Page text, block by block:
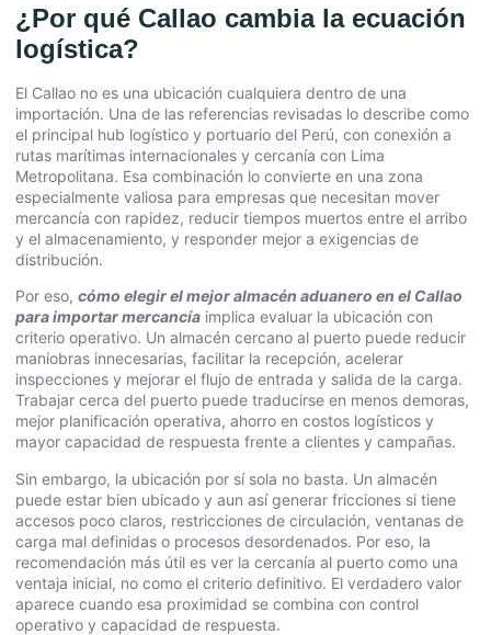
¿Por qué Callao cambia la ecuación
logística?
El Callao no es una ubicación cualquiera dentro de una
importación. Una de las referencias revisadas lo describe como
el principal hub logístico y portuario del Perú, con conexión a
rutas marítimas internacionales y cercanía con Lima
Metropolitana. Esa combinación lo convierte en una zona
especialmente valiosa para empresas que necesitan mover
mercancía con rapidez, reducir tiempos muertos entre el arribo
y el almacenamiento, y responder mejor a exigencias de
distribución.
Por eso, cómo elegir el mejor almacén aduanero en el Callao
para importar mercancía implica evaluar la ubicación con
criterio operativo. Un almacén cercano al puerto puede reducir
maniobras innecesarias, facilitar la recepción, acelerar
inspecciones y mejorar el flujo de entrada y salida de la carga.
Trabajar cerca del puerto puede traducirse en menos demoras,
mejor planificación operativa, ahorro en costos logísticos y
mayor capacidad de respuesta frente a clientes y campañas.
Sin embargo, la ubicación por sí sola no basta. Un almacén
puede estar bien ubicado y aun así generar fricciones si tiene
accesos poco claros, restricciones de circulación, ventanas de
carga mal definidas o procesos desordenados. Por eso, la
recomendación más útil es ver la cercanía al puerto como una
ventaja inicial, no como el criterio definitivo. El verdadero valor
aparece cuando esa proximidad se combina con control
operativo y capacidad de respuesta.